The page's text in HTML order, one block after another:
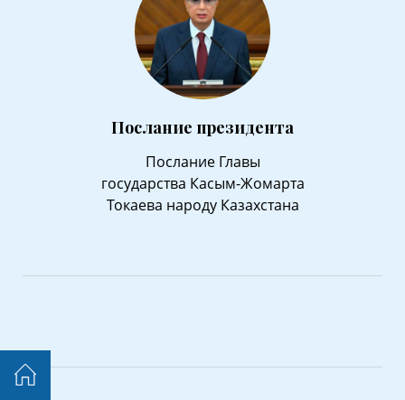
Послание президента
Послание Главы
государства Касым-Жомарта
Токаева народу Казахстана